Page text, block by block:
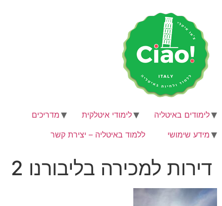
לימודים באיטליה לימודי איטלקית
מדריכים
מידע שימושי
ללמוד באיטליה – יצירת קשר
דירות למכירה בליבורנו 2